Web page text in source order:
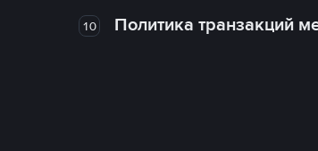
10 Политика транзакций